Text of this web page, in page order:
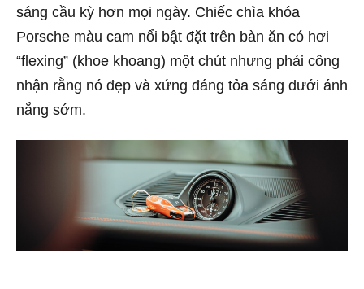
sáng cầu kỳ hơn mọi ngày. Chiếc chìa khóa
Porsche màu cam nổi bật đặt trên bàn ăn có hơi
“flexing” (khoe khoang) một chút nhưng phải công
nhận rằng nó đẹp và xứng đáng tỏa sáng dưới ánh
nắng sớm.